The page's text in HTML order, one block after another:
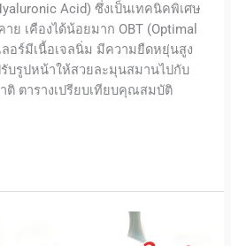
Acid) ซึ่งเป็นเทคนิคพิเศษ
ย เคืองได้น้อยมาก OBT (Optimal
ลอร์มีเนื้อเจลนิ่ม มีความยืดหยุ่นสูง
บรูปหน้าให้สวยละมุนสมานไปกับ
ติ ตารางเปรียบเทียบคุณสมบัติ